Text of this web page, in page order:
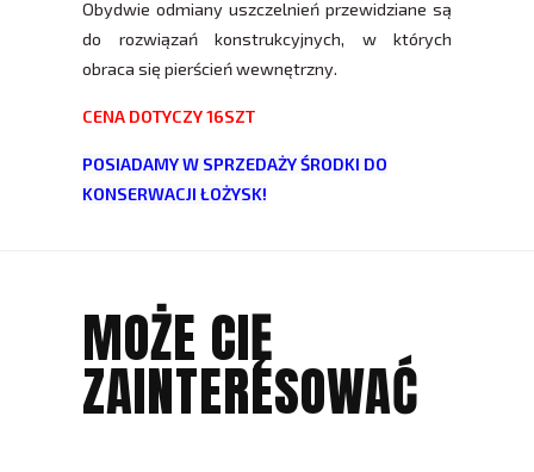
Obydwie odmiany uszczelnień przewidziane są
do rozwiązań konstrukcyjnych, w których
obraca się pierścień wewnętrzny.
CENA DOTYCZY 16SZT
POSIADAMY W SPRZEDAŻY ŚRODKI DO
KONSERWACJI ŁOŻYSK!
MOŻE CIĘ
ZAINTERESOWAĆ